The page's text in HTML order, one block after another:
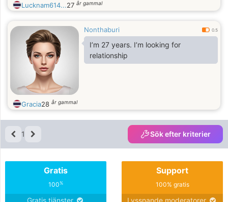
Lucknam614...27 år gammal
Nonthaburi 0.5
I’m 27 years. I’m looking for
relationship
Gracia28 år gammal
1 Sök efter kriterier
Gratis
100%
Gratis tjänster
Support
100% gratis
Lyssnande moderatorer